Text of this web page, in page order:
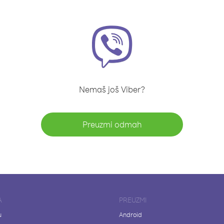
Nemaš još Viber?
Preuzmi odmah
PREUZMI
Android